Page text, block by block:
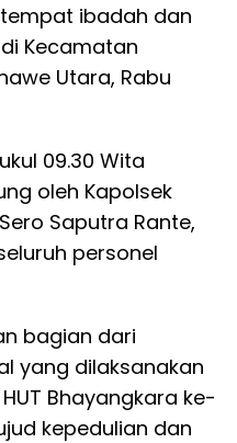
ibadah dan
Kecamatan
Utara, Rabu
09.30 Wita
oleh Kapolsek
Saputra Rante,
personel
bagian dari
yang dilaksanakan
Bhayangkara ke-
kepedulian dan